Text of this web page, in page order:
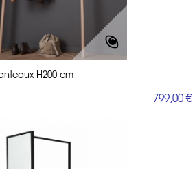
H200 cm
799,00 €